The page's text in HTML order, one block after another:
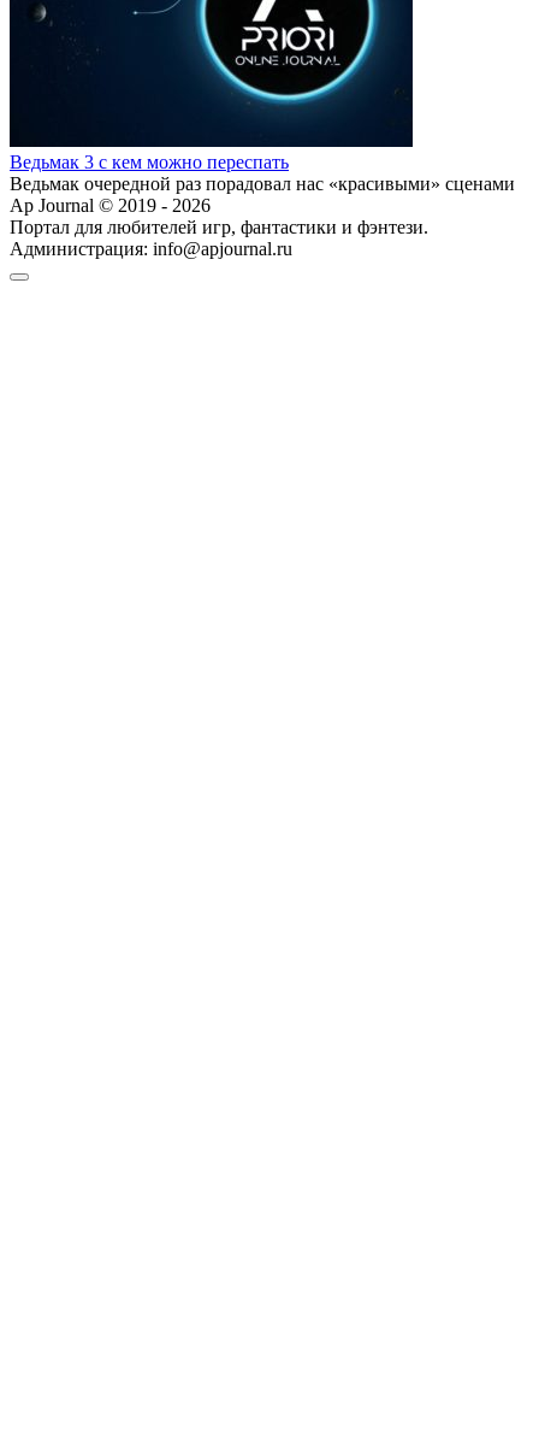
Ведьмак 3 с кем можно переспать
Ведьмак очередной раз порадовал нас «красивыми» сценами
Ap Journal © 2019 - 2026
Портал для любителей игр, фантастики и фэнтези.
Администрация: info@apjournal.ru